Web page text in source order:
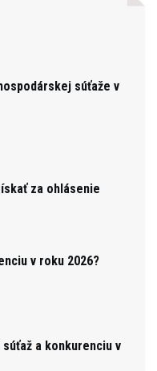
súťaže v
za ohlásenie
v roku 2026?
a konkurenciu v